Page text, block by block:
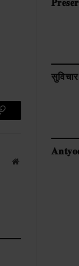
Copy
Website
सुविचार